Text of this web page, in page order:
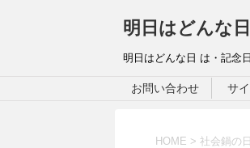
明日はどんな日
明日はどんな日 は・記念
お問い合わせ サ
HOME > 社会鍋の日